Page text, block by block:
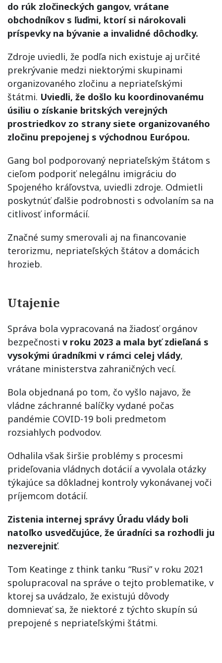
do rúk zločineckých gangov, vrátane
obchodníkov s ľuďmi, ktorí si nárokovali
príspevky na bývanie a invalidné dôchodky.
Zdroje uviedli, že podľa nich existuje aj určité
prekrývanie medzi niektorými skupinami
organizovaného zločinu a nepriateľskými
štátmi. Uviedli, že došlo ku koordinovanému
úsiliu o získanie britských verejných
prostriedkov zo strany siete organizovaného
zločinu prepojenej s východnou Európou.
Gang bol podporovaný nepriateľským štátom s
cieľom podporiť nelegálnu imigráciu do
Spojeného kráľovstva, uviedli zdroje. Odmietli
poskytnúť ďalšie podrobnosti s odvolaním sa na
citlivosť informácií.
Značné sumy smerovali aj na financovanie
terorizmu, nepriateľských štátov a domácich
hrozieb.
Utajenie
Správa bola vypracovaná na žiadosť orgánov
bezpečnosti v roku 2023 a mala byť zdieľaná s
vysokými úradníkmi v rámci celej vlády,
vrátane ministerstva zahraničných vecí.
Bola objednaná po tom, čo vyšlo najavo, že
vládne záchranné balíčky vydané počas
pandémie COVID-19 boli predmetom
rozsiahlych podvodov.
Odhalila však širšie problémy s procesmi
prideľovania vládnych dotácií a vyvolala otázky
týkajúce sa dôkladnej kontroly vykonávanej voči
príjemcom dotácií.
Zistenia internej správy Úradu vlády boli
natoľko usvedčujúce, že úradníci sa rozhodli ju
nezverejniť.
Tom Keatinge z think tanku “Rusi” v roku 2021
spolupracoval na správe o tejto problematike, v
ktorej sa uvádzalo, že existujú dôvody
domnievať sa, že niektoré z týchto skupín sú
prepojené s nepriateľskými štátmi.